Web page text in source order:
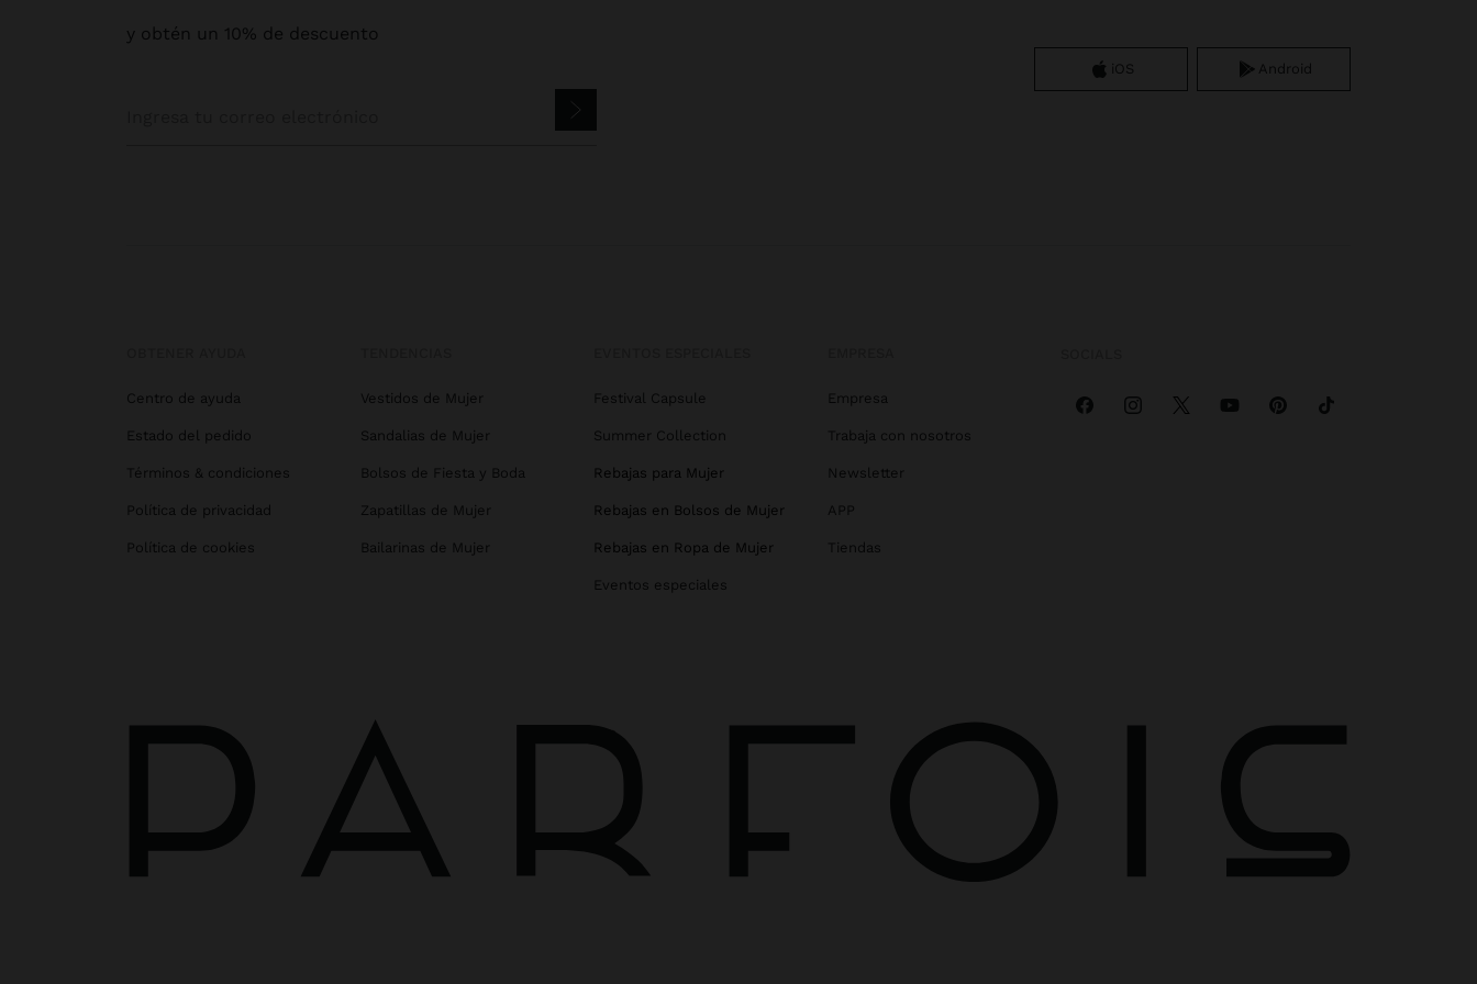
y obtén un 10% de descuento
iOS Android
Centro de ayuda
Estado del pedido
Términos & condiciones
Política de privacidad
Política de cookies
Vestidos de Mujer
Sandalias de Mujer
Bolsos de Fiesta y Boda
Zapatillas de Mujer
Bailarinas de Mujer
Festival Capsule
Summer Collection
Rebajas para Mujer
Rebajas en Bolsos de Mujer
Rebajas en Ropa de Mujer
Eventos especiales
Empresa
Trabaja con nosotros
Newsletter
APP
Tiendas